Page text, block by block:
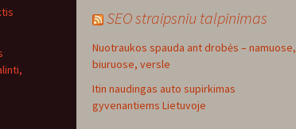
SEO straipsniu talpinimas
Nuotraukos spauda ant drobės – namuose,
biuruose, versle
Itin naudingas auto supirkimas
gyvenantiems Lietuvoje